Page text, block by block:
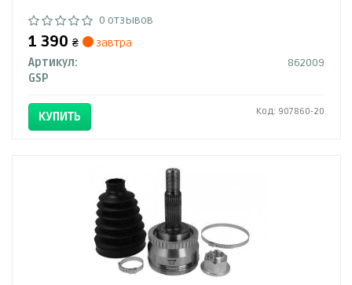
0 отзывов
1 390 ₴
завтра
Артикул:
862009
GSP
КУПИТЬ Код: 907860-20